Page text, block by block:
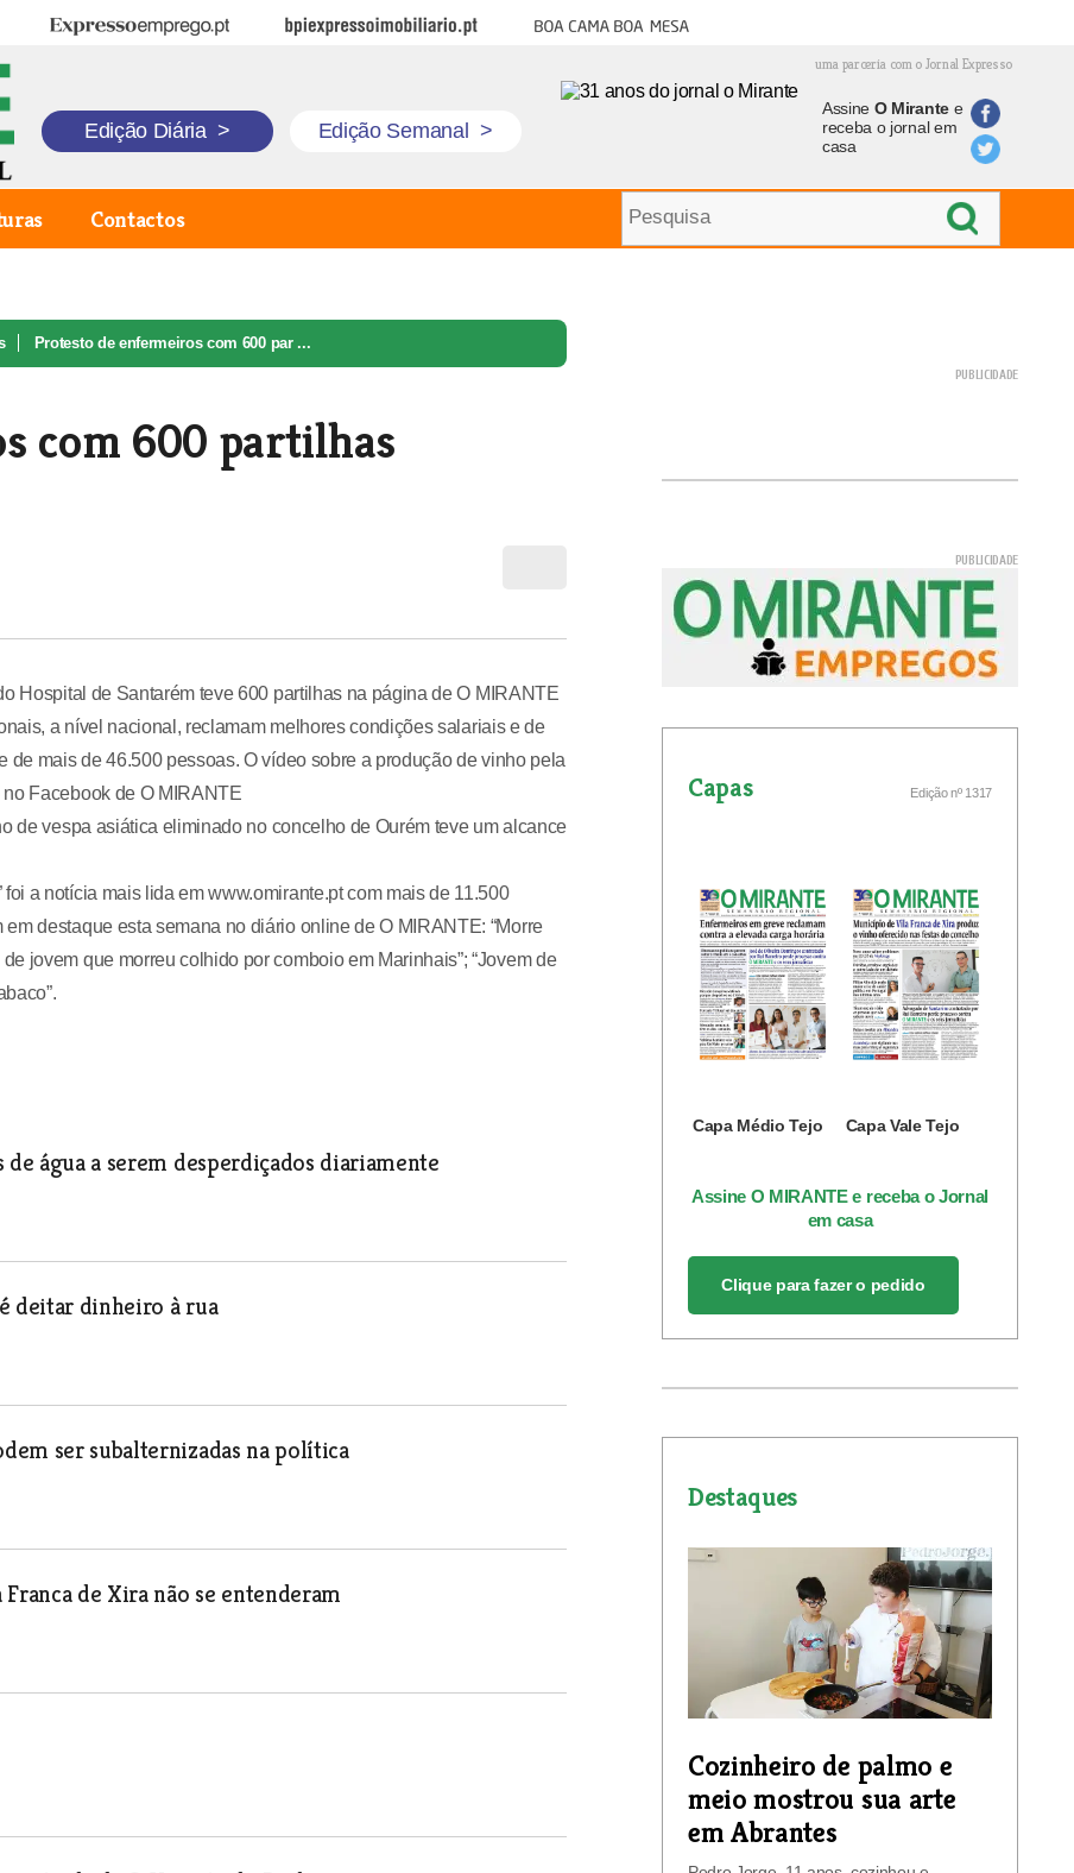
Expresso Emprego BPI Expresso Imobiliário Boa cama boa mesa
uma parceria com o Jornal Expresso
Edição Diária > Edição Semanal >
Assine O Mirantee
receba o jornal em
casa
Contactos
Protesto de enfermeiros com 600 par ...
com 600 partilhas
Hospital de Santarém teve 600 partilhas na página de O MIRANTE
a nível nacional, reclamam melhores condições salariais e de
mais de 46.500 pessoas. O vídeo sobre a produção de vinho pela
Facebook de O MIRANTE
de vespa asiática eliminado no concelho de Ourém teve um alcance
a notícia mais lida em www.omirante.pt com mais de 11.500
destaque esta semana no diário online de O MIRANTE: “Morre
jovem que morreu colhido por comboio em Marinhais”; “Jovem de
água a serem desperdiçados diariamente
deitar dinheiro à rua
ser subalternizadas na política
de Xira não se entenderam
Capas Edição nº 1317
Capa Médio Tejo Capa Vale Tejo
Assine O MIRANTE e receba o Jornal
em casa
Clique para fazer o pedido
Destaques
Cozinheiro de palmo e
meio mostrou sua arte
em Abrantes